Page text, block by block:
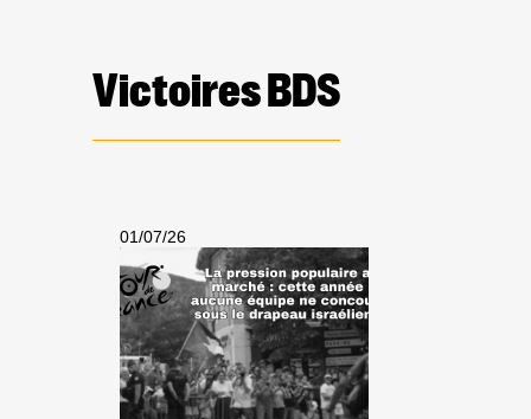
Victoires BDS
01/07/26